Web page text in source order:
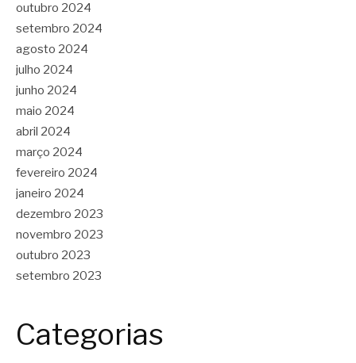
outubro 2024
setembro 2024
agosto 2024
julho 2024
junho 2024
maio 2024
abril 2024
março 2024
fevereiro 2024
janeiro 2024
dezembro 2023
novembro 2023
outubro 2023
setembro 2023
Categorias